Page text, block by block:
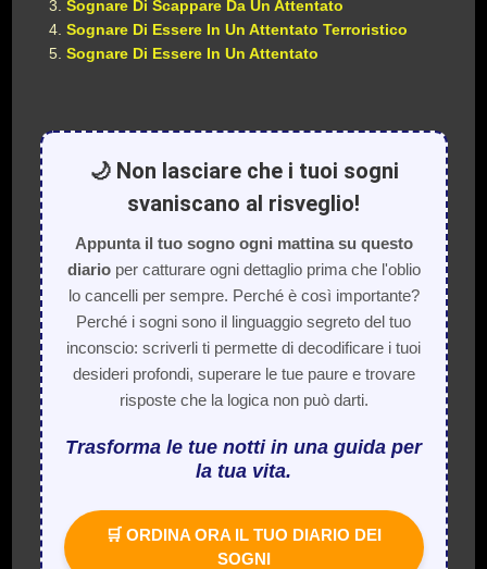
Sognare Di Scappare Da Un Attentato
Sognare Di Essere In Un Attentato Terroristico
Sognare Di Essere In Un Attentato
🌙 Non lasciare che i tuoi sogni
svaniscano al risveglio!
Appunta il tuo sogno ogni mattina su questo
diarioper catturare ogni dettaglio prima che l'oblio
lo cancelli per sempre. Perché è così importante?
Perché i sogni sono il linguaggio segreto del tuo
inconscio: scriverli ti permette di decodificare i tuoi
desideri profondi, superare le tue paure e trovare
risposte che la logica non può darti.
Trasforma le tue notti in una guida per
la tua vita.
🛒 ORDINA ORA IL TUO DIARIO DEI
SOGNI